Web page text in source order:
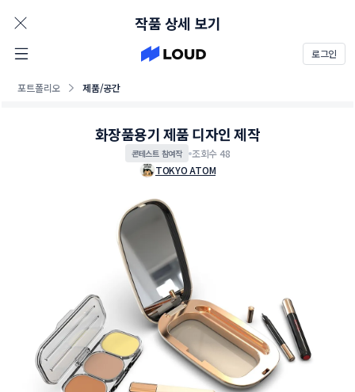
로그인
포트폴리오 제품/공간
작품 상세 보기
화장품용기 제품 디자인 제작
콘테스트 참여작
조회수 48
TOKYO ATOM